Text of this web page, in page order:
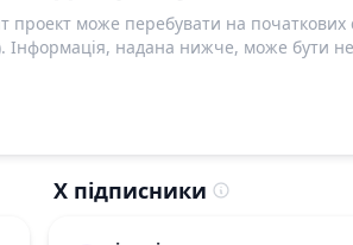
проект може перебувати на початкових
Інформація, надана нижче, може бути
X підписники